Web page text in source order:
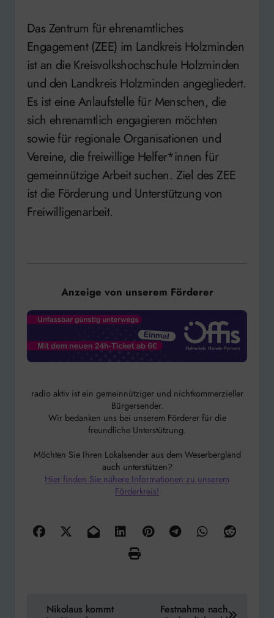
Das Zentrum für ehrenamtliches
Engagement (ZEE) im Landkreis Holzminden
ist an die Kreisvolkshochschule Holzminden
und den Landkreis Holzminden angegliedert.
Es ist eine Anlaufstelle für Menschen, die
sich ehrenamtlich engagieren möchten
sowie für regionale Organisationen und
Vereine, die freiwillige Helfer*innen für
gemeinnützige Arbeit suchen. Ziel des ZEE
ist die Förderung und Unterstützung von
Freiwilligenarbeit.
Anzeige von unserem Förderer
radio aktiv ist ein gemeinnütziger und nichtkommerzieller
Bürgersender.
Wir bedanken uns bei unserem Förderer für die
freundliche Unterstützung.
Möchten Sie Ihren Lokalsender aus dem Weserbergland
auch unterstützen?
Hier finden Sie nähere Informationen zu unserem
Förderkreis!
Beitragsnavigation
Nikolaus kommt
Festnahme nach